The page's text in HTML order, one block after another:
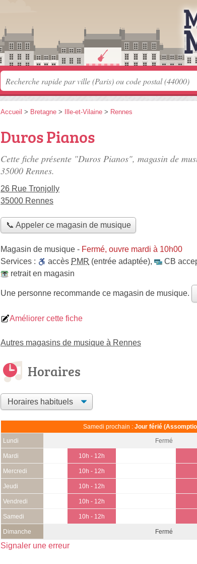
Accueil > Bretagne > Ille-et-Vilaine > Rennes
Duros Pianos
Cette fiche présente "Duros Pianos", magasin de
35000 Rennes.
26 Rue Tronjolly
35000 Rennes
📞 Appeler ce magasin de musique
Magasin de musique - Fermé, ouvre mardi à 10h00
Services :
accès PMR (entrée adaptée), CB
retrait en magasin
Une personne recommande ce magasin de musique.
Améliorer cette fiche
Autres magasins de musique à Rennes
Horaires
Samedi prochain : Jour férié
Lundi Fermé
Mardi 10h - 12h
Mercredi 10h - 12h
Jeudi 10h - 12h
Vendredi 10h - 12h
Samedi 10h - 12h
Dimanche Fermé
Signaler une erreur